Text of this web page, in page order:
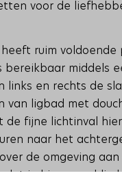
voor de
ruim
middels
en rechts de
ligbad met
fijne lichtinval
naar het
de omgeving
je hier geweldig